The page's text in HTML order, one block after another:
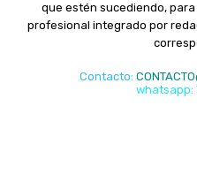
que estén sucediendo,
profesional integrado por
Contacto:
whatsapp: